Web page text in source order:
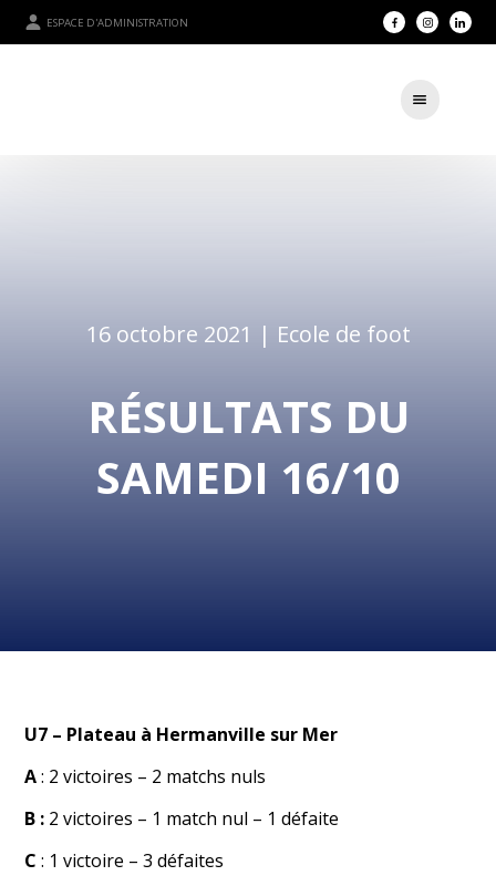
ESPACE D'ADMINISTRATION
16 octobre 2021 | Ecole de foot
RÉSULTATS DU
SAMEDI 16/10
U7 – Plateau à Hermanville sur Mer
A: 2 victoires – 2 matchs nuls
B : 2 victoires – 1 match nul – 1 défaite
C : 1 victoire – 3 défaites